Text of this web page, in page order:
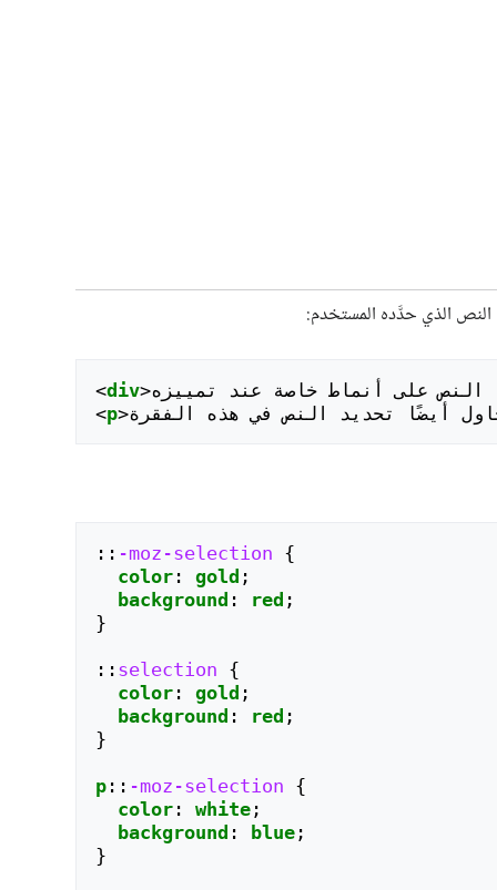
النص الذي حدَّده المستخدم:
<div>النص على أنماط خاصة عند تمييزه
<p>أيضًا تحديد النص في هذه الفقرة
:: -moz-selection {
color: gold ;
background : red ;
}
:: selection {
color: gold ;
background : red ;
}
p:: -moz-selection {
color: white;
background : blue;
}